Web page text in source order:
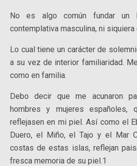
No es algo común fundar un
contemplativa masculina, ni siquiera
Lo cual tiene un carácter de
a su vez de interior familiaridad.
como en familia.
Debo decir que me acunaron
hombres y mujeres
reflejasen en mi piel. Así como el
Duero, el Miño, el Tajo y el Mar
costas de estas islas, reflejan
fresca memoria de su piel.1